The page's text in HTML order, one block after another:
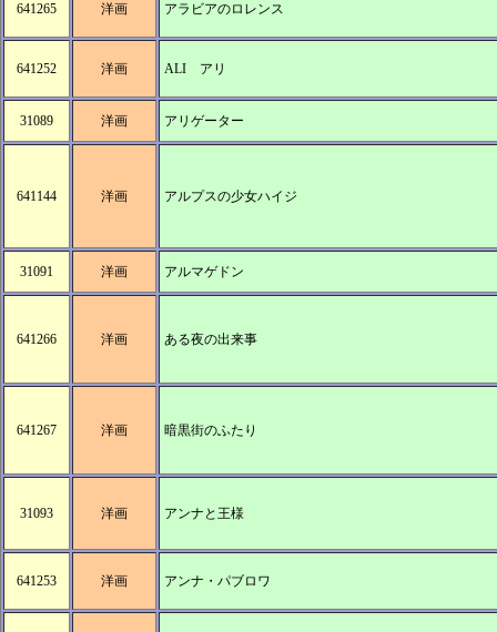
641265 洋画 アラビアのロレンス
641252 洋画 ALI アリ
31089 洋画 アリゲーター
641144 洋画 アルプスの少女ハイジ
31091 洋画 アルマゲドン
641266 洋画 ある夜の出来事
641267 洋画 暗黒街のふたり
31093 洋画 アンナと王様
641253 洋画 アンナ・パブロワ